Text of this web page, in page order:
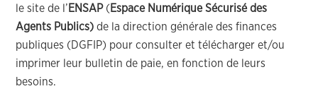
le site de l’ ENSAP( Espace Numérique Sécurisé des
Agents Publics) de la direction générale des finances
publiques (DGFIP) pour consulter et télécharger et/ou
imprimer leur bulletin de paie, en fonction de leurs
besoins.